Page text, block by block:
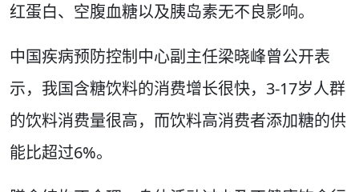
红蛋白、空腹血糖以及胰岛素无不良影响。
中国疾病预防控制中心副主任梁晓峰曾公开表
示，我国含糖饮料的消费增长很快，3-17岁人群
的饮料消费量很高，而饮料高消费者添加糖的供
能比超过6%。